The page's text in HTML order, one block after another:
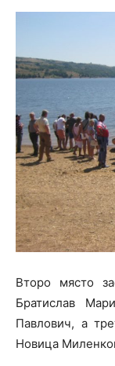
Второ място
Братислав
Павлович, а
Новица